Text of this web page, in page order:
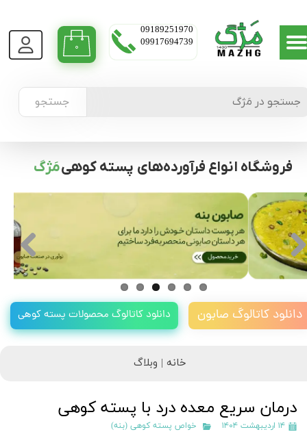
جستجو
09189251970
09917694739
۰
فروشگاه انواع فرآورده‌های پسته کوهیمَژگ
دانلود کاتالوگ محصولات پسته کوهی دانلود کاتالوگ صابون
خانه | وبلاگ
درمان سریع معده درد با پسته کوهی
۱۴ اردیبهشت ۱۴۰۴ خواص پسته کوهی (بنه)